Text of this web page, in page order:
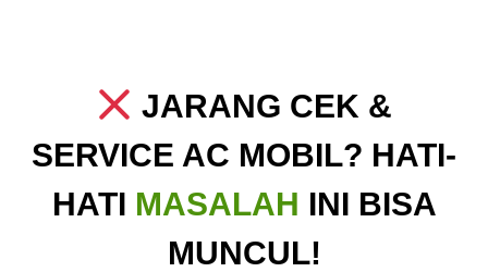
JARANG CEK &
SERVICE AC MOBIL? HATI-
HATI MASALAH INI BISA
MUNCUL!